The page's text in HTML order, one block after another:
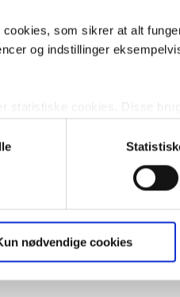
som sikrer at alt
og indstillinger
for den enkelte af vores
cookies. Ved at
til de ovenfor nævnte
typer til og fra nedenfor.
nødvendige cookies